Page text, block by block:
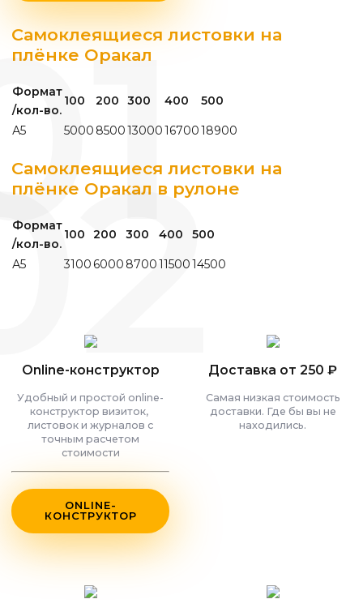
Самоклеящиеся листовки на
плёнке Оракал
Формат
/кол-во.
100 200 300 400 500
А5 5000 8500130001670018900
Самоклеящиеся листовки на
плёнке Оракал в рулоне
Формат
/кол-во.
100 200 300 400 500
А5 3100 6000 87001150014500
Online-конструктор
Удобный и простой online-
конструктор визиток,
листовок и журналов с
точным расчетом
стоимости
ONLINE-
КОНСТРУКТОР
Доставка от 250 ₽
Самая низкая стоимость
доставки. Где бы вы не
находились.